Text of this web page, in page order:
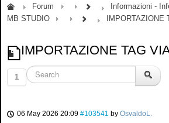
Forum
Informazioni -
MB STUDIO
IMPORTAZIONE
IMPORTAZIONE TAG
1
06 May 2026 20:09 #103541 by OsvaldoL.